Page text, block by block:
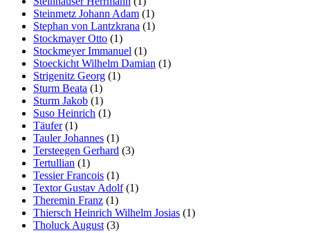
Steinmetz Johann Adam (1)
Stephan von Lantzkrana (1)
Stockmayer Otto (1)
Stockmeyer Immanuel (1)
Stoeckicht Wilhelm Damian (1)
Strigenitz Georg (1)
Sturm Beata (1)
Sturm Jakob (1)
Suso Heinrich (1)
Täufer(1)
Tauler Johannes (1)
Tersteegen Gerhard (3)
Tertullian (1)
Tessier Francois (1)
Textor Gustav Adolf(1)
Theremin Franz (1)
Thiersch Heinrich Wilhelm Josias (1)
Tholuck August (3)